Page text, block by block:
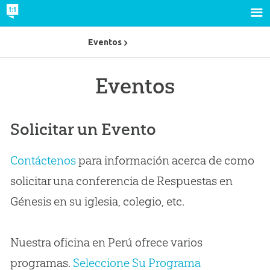
Eventos
Solicitar un Evento
Contáctenospara información acerca de como
solicitar una conferencia de Respuestas en
Génesis en su iglesia, colegio, etc.
Nuestra oficina en Perú ofrece varios
programas. Seleccione Su Programa
Eventos